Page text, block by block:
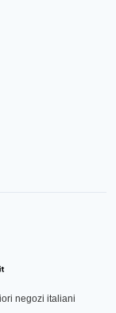
negozi italiani